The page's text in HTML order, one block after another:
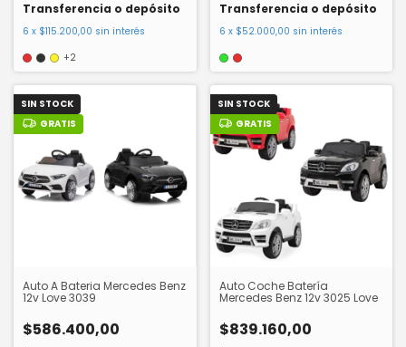
Transferencia o depósito
6 x $115.200,00 sin interés
+2
Transferencia o depósito
6 x $52.000,00 sin interés
SIN STOCK
GRATIS
Auto A Bateria Mercedes Benz
12v Love 3039
$586.400,00
SIN STOCK
GRATIS
Auto Coche Batería
Mercedes Benz 12v 3025 Love
$839.160,00